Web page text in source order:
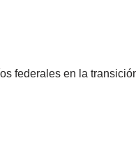
federales en la